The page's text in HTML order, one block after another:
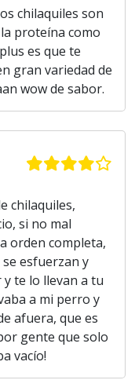
chilaquiles son
proteína como
es que te
gran variedad de
wow de sabor.
chilaquiles,
si no mal
orden completa,
esfuerzan y
te lo llevan a tu
a mi perro y
afuera, que es
gente que solo
vacío!